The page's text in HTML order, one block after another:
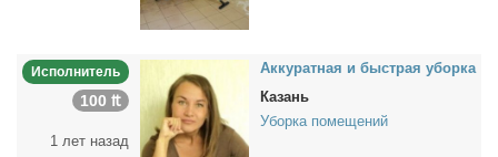
Исполнитель
100 ₶
1 лет назад
Ак­ку­рат­ная и быст­рая убор­ка
Казань
Уборка помещений